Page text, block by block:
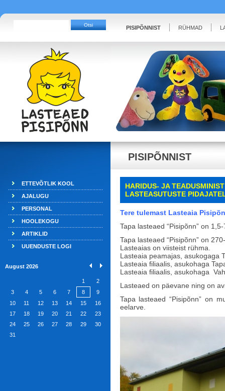
PISIPÕNNIST RÜHMAD
ETTEVÕTLIK KOOL
AJALUGU
PERSONAL
HOOLEKOGU
ARTIKLID
UUENDUSTE LOGI
August 2026
1
2
3
4 5 6 7 8
9
10
11 12 13 14 15
16
17
18 19 20 21 22
23
24
25 26 27 28 29
30
31
PISIPÕNNIST
HARIDUS- JA
LASTEASUTUSTE
Tere tulemast Lasteaia
Tapa lasteaed “Pisipõnn” on
Tapa lasteaed “Pisipõnn” on
Lasteaias on viisteist rühma.
Lasteaia peamajas, asukogaga
Lasteaia filiaalis, asukohaga
Lasteaia filiaalis, asukohaga
Lasteaed on päevane ning on
Tapa lasteaed “Pisipõnn” on
eelarve.